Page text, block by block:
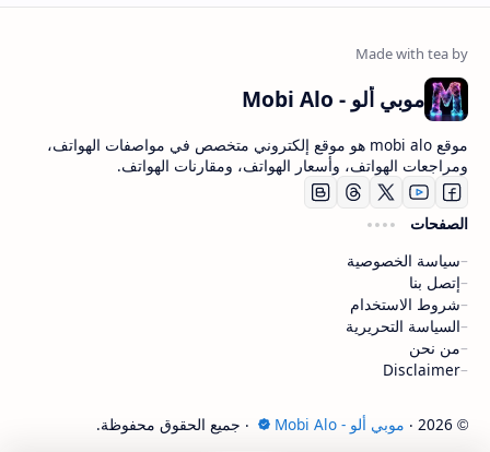
موبي ألو - Mobi Alo
موقع mobi alo هو موقع إلكتروني متخصص في مواصفات الهواتف،
ومراجعات الهواتف، وأسعار الهواتف، ومقارنات الهواتف.
الصفحات
سياسة الخصوصية
إتصل بنا
شروط الاستخدام
السياسة التحريرية
من نحن
Disclaimer
©
2026
‧ موبي ألو - Mobi Alo ‧ جميع الحقوق محفوظة.